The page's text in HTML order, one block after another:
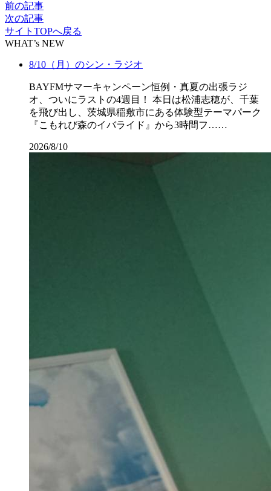
前の記事
次の記事
サイトTOPへ戻る
WHAT’s NEW
8/10（月）のシン・ラジオ
BAYFMサマーキャンペーン恒例・真夏の出張ラジ
オ、ついにラストの4週目！ 本日は松浦志穂が、千葉
を飛び出し、茨城県稲敷市にある体験型テーマパーク
『こもれび森のイバライド』から3時間フ……
2026/8/10